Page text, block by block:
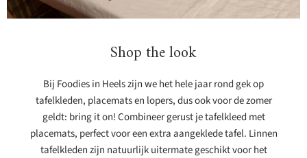
Shop the look
Bij Foodies in Heels zijn we het hele jaar rond gek op
tafelkleden, placemats en lopers, dus ook voor de zomer
geldt: bring it on! Combineer gerust je tafelkleed met
placemats, perfect voor een extra aangeklede tafel. Linnen
tafelkleden zijn natuurlijk uitermate geschikt voor het